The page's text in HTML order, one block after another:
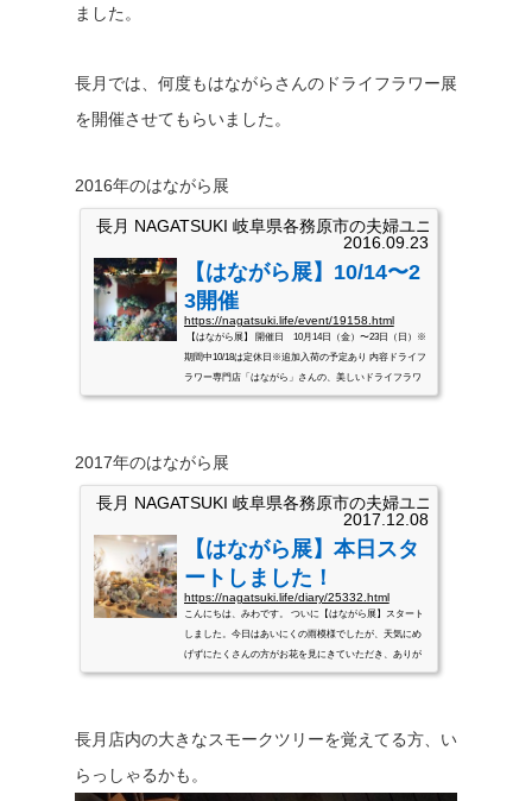
ました。
長月では、何度もはながらさんのドライフラワー展
を開催させてもらいました。
2016年のはながら展
長月 NAGATSUKI 岐阜県各務原市の夫婦ユニット
2016.09.23
【はながら展】10/14〜2
3開催
https://nagatsuki.life/event/19158.html
【はながら展】 開催日 10月14日（金）〜23日（日）※
期間中10/18は定休日※追加入荷の予定あり 内容ドライフ
ラワー専門店「はながら」さんの、美しいドライフラワ
ーの販売会です。いつも人気のミニブーケから、単品の
ー専門店「はながら」さん。長月に来て頂いているお客
仲良くさせてもらっているので、いつも展示の打ち合わ
2017年のはながら展
長月 NAGATSUKI 岐阜県各務原市の夫婦ユニット
2017.12.08
【はながら展】本日スタ
ートしました！
https://nagatsuki.life/diary/25332.html
こんにちは、みわです。 ついに【はながら展】スタート
しました。今日はあいにくの雨模様でしたが、天気にめ
げずにたくさんの方がお花を見にきていただき、ありが
とうございます！ 開催期間は12月17日まで。期間中は
した。写真のようなバラやアジサイの入った可愛いタイ
で。まだまだたくさんのブーケが揃っていますので、ぜ...
長月店内の大きなスモークツリーを覚えてる方、い
らっしゃるかも。